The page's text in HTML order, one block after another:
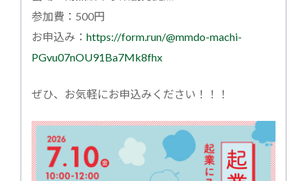
参加費：500円
お申込み： https://form.run/@mmdo-machi-
PGvu07nOU91Ba7Mk8fhx
ぜひ、お気軽にお申込みください！！！